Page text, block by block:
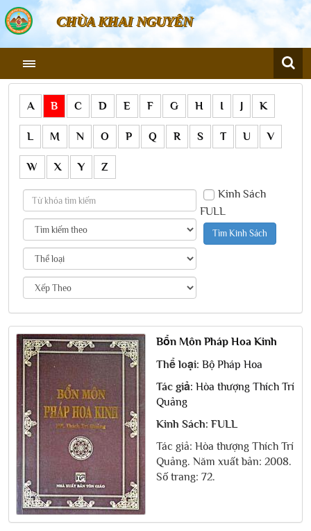
CHÙA KHAI NGUYÊN
A B C D E F G H I J K
L M N O P Q R S T U V
W X Y Z
Kinh Sách
FULL
Bổn Môn Pháp Hoa Kinh
Thể loại: Bộ Pháp Hoa
Tác giả: Hòa thượng Thích Trí
Quảng
Kinh Sách: FULL
Tác giả: Hòa thượng Thích Trí
Quảng. Năm xuất bản: 2008.
Số trang: 72.